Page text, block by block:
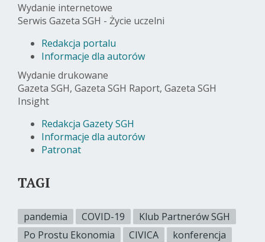
Wydanie internetowe
Serwis Gazeta SGH - Życie uczelni
Redakcja portalu
Informacje dla autorów
Wydanie drukowane
Gazeta SGH, Gazeta SGH Raport, Gazeta SGH
Insight
Redakcja Gazety SGH
Informacje dla autorów
Patronat
TAGI
pandemia COVID-19
Klub Partnerów SGH
Po Prostu Ekonomia
CIVICA
konferencja